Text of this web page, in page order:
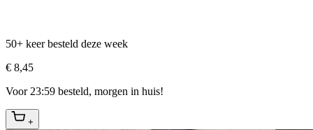
50+ keer besteld deze week
€ 8,45
Voor 23:59 besteld, morgen in huis!
+